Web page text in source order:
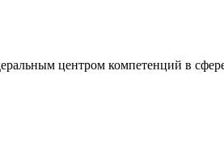
центром компетенций в